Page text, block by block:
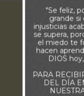
"Se feliz,
grande si
injusticias
se supera,
el miedo te
hacen
DIOS
PARA
DEL DÍA